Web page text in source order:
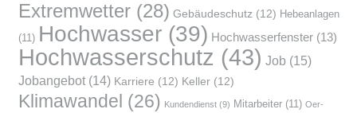
Extremwetter(28) Gebäudeschutz(12) Hebeanlagen
(11) Hochwasser(39) Hochwasserfenster(13)
Hochwasserschutz (43) Job(15)
Jobangebot(14) Karriere (12) Keller(12)
Klimawandel (26) Kundendienst(9) Mitarbeiter(11) Oer-